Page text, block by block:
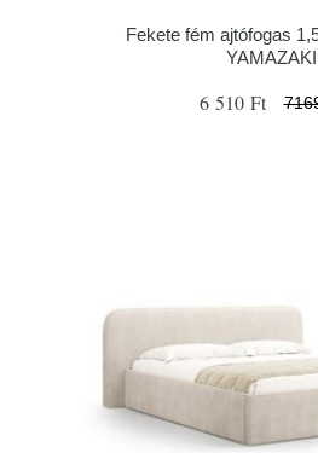
Fekete fém ajtófogas
YAMAZAKI
6 510 Ft